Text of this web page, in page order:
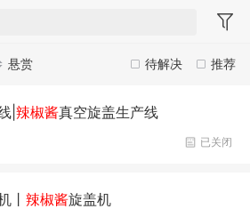
推荐
待解决
悬赏
| 辣椒酱真空旋盖生产线
已关闭
丨 辣椒酱旋盖机